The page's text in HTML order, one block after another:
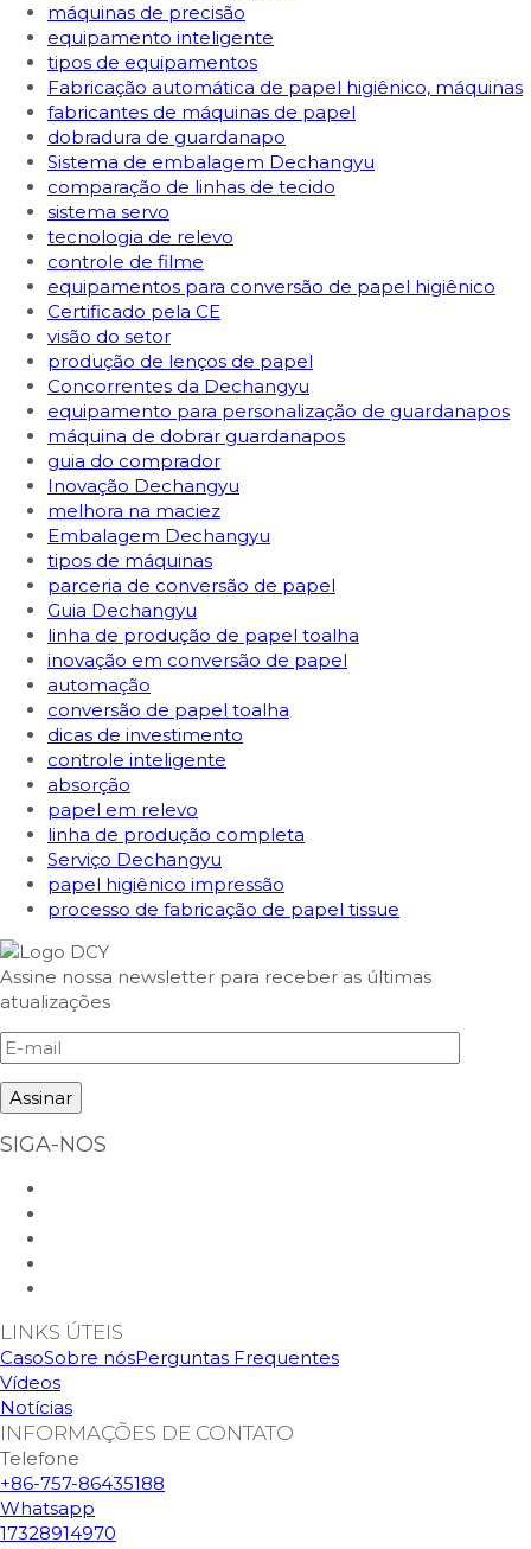
máquinas de precisão
equipamento inteligente
tipos de equipamentos
Fabricação automática de papel higiênico, máquinas
fabricantes de máquinas de papel
dobradura de guardanapo
Sistema de embalagem Dechangyu
comparação de linhas de tecido
sistema servo
tecnologia de relevo
controle de filme
equipamentos para conversão de papel higiênico
Certificado pela CE
visão do setor
produção de lenços de papel
Concorrentes da Dechangyu
equipamento para personalização de guardanapos
máquina de dobrar guardanapos
guia do comprador
Inovação Dechangyu
melhora na maciez
Embalagem Dechangyu
tipos de máquinas
parceria de conversão de papel
Guia Dechangyu
linha de produção de papel toalha
inovação em conversão de papel
automação
conversão de papel toalha
dicas de investimento
controle inteligente
absorção
papel em relevo
linha de produção completa
Serviço Dechangyu
papel higiênico impressão
processo de fabricação de papel tissue
Assine nossa newsletter para receber as últimas
atualizações
SIGA-NOS
LINKS ÚTEIS
CasoSobre nósPerguntas Frequentes
Vídeos
Notícias
INFORMAÇÕES DE CONTATO
Telefone
+86-757-86435188
Whatsapp
17328914970